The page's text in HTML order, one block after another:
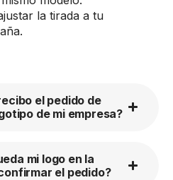
la tirada a tu
el pedido de
de mi empresa?
mi logo en la
el pedido?